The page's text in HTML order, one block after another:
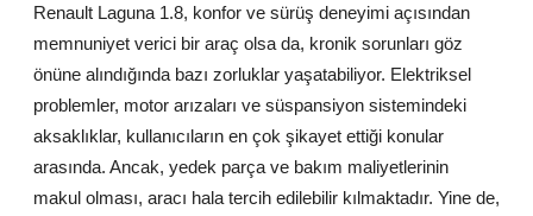
Renault Laguna 1.8, konfor ve sürüş deneyimi açısından
memnuniyet verici bir araç olsa da, kronik sorunları göz
önüne alındığında bazı zorluklar yaşatabiliyor. Elektriksel
problemler, motor arızaları ve süspansiyon sistemindeki
aksaklıklar, kullanıcıların en çok şikayet ettiği konular
arasında. Ancak, yedek parça ve bakım maliyetlerinin
makul olması, aracı hala tercih edilebilir kılmaktadır. Yine de,